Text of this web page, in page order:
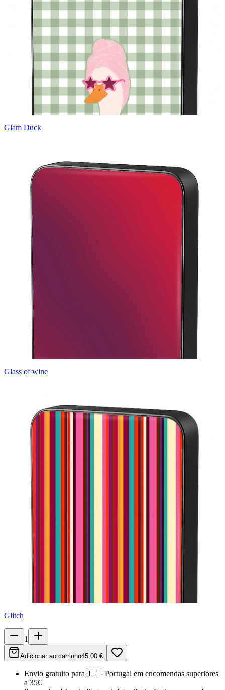
Glam Duck
Glass of wine
Glitch
1
Adicionar ao carrinho45,00 €
Envio gratuito para 🇵🇹 Portugal em encomendas superiores
a 35€